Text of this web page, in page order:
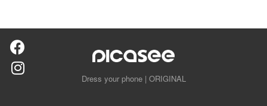
Dress your phone | ORIGINAL